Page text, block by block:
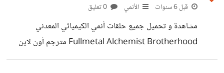
قبل 6 سنوات الأنمي
مشاهدة و تحميل جميع حلقات أنمي الكيميائي المعدني
Fullmetal Alchemist Brotherhood مترجم أون لاين
https://torn3do.blogspot.com/2020/03/fullmetal-